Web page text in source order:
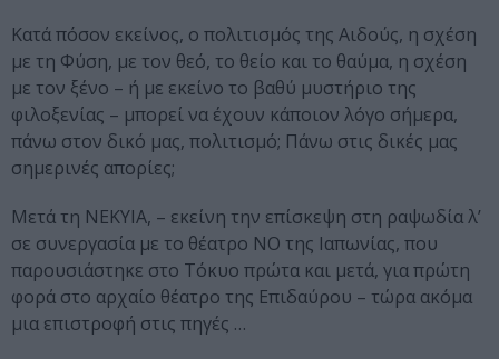
Κατά πόσον εκείνος, ο πολιτισμός της Αιδούς, η σχέση
με τη Φύση, με τον θεό, το θείο και το θαύμα, η σχέση
με τον ξένο – ή με εκείνο το βαθύ μυστήριο της
φιλοξενίας – μπορεί να έχουν κάποιον λόγο σήμερα,
πάνω στον δικό μας, πολιτισμό; Πάνω στις δικές μας
σημερινές απορίες;
Μετά τη ΝΕΚΥΙΑ, – εκείνη την επίσκεψη στη ραψωδία λ’
σε συνεργασία με το θέατρο ΝΟ της Ιαπωνίας, που
παρουσιάστηκε στο Τόκυο πρώτα και μετά, για πρώτη
φορά στο αρχαίο θέατρο της Επιδαύρου – τώρα ακόμα
μια επιστροφή στις πηγές …